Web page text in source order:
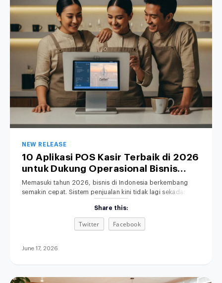
NEW RELEASE
10 Aplikasi POS Kasir Terbaik di 2026
untuk Dukung Operasional Bisnis
Anda
Memasuki tahun 2026, bisnis di Indonesia berkembang
semakin cepat. Sistem penjualan kini tidak lagi sekadar
POS terbaik untuk bisnis retail, F&B, fashion, maupun jasa
menjadi langkah penting untuk meningkatkan efisiensi
operasional. Di saat yang sama, sistem penjualan
bisnis terintegrasi. Aplikasi kasir modern
Share this:
Twitter Facebook
June 17, 2026